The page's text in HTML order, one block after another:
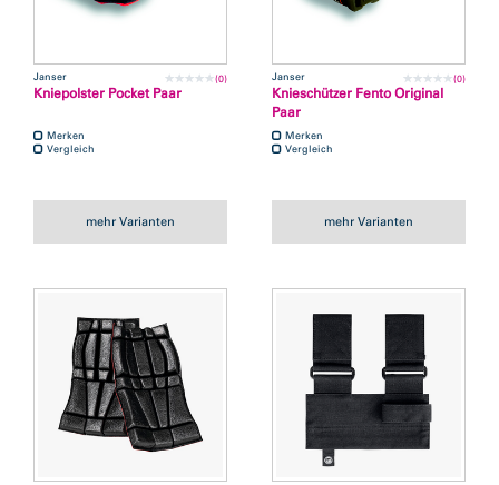
Janser (0)
Kniepolster Pocket Paar
Merken
Vergleich
mehr Varianten
Janser (0)
Knieschützer Fento Original
Paar
Merken
Vergleich
mehr Varianten